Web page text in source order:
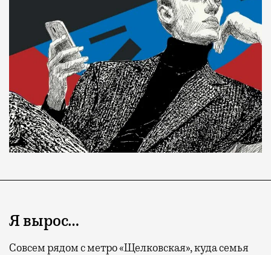
Я вырос…
Совсем рядом с метро «Щелковская», куда семья